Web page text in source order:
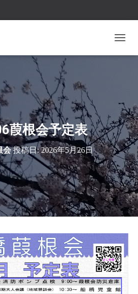
ビ
ン
を
切
り
替
え
葭根会予定表
会投稿日:2026年5月26日